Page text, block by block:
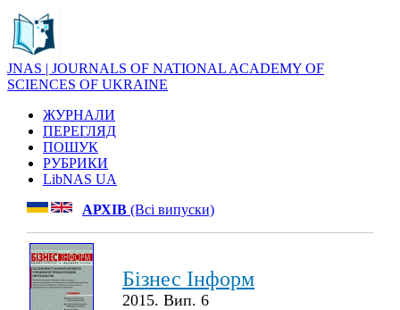
JNAS | JOURNALS OF NATIONAL ACADEMY OF
SCIENCES OF UKRAINE
ЖУРНАЛИ
ПЕРЕГЛЯД
ПОШУК
РУБРИКИ
LibNAS UA
АРХІВ (Всі випуски)
Бізнес Інформ
2015. Вип. 6